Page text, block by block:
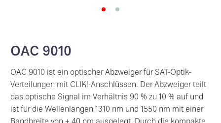
OAC 9010
OAC 9010 ist ein optischer Abzweiger für SAT-Optik-
Verteilungen mit CLIK!-Anschlüssen. Der Abzweiger teilt
das optische Signal im Verhältnis 90 % zu 10 % auf und
ist für die Wellenlängen 1310 nm und 1550 nm mit einer